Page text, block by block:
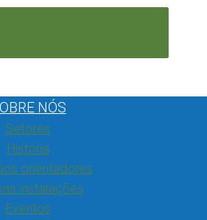
NÓS
Setores
História
orientadores
instalações
Eventos